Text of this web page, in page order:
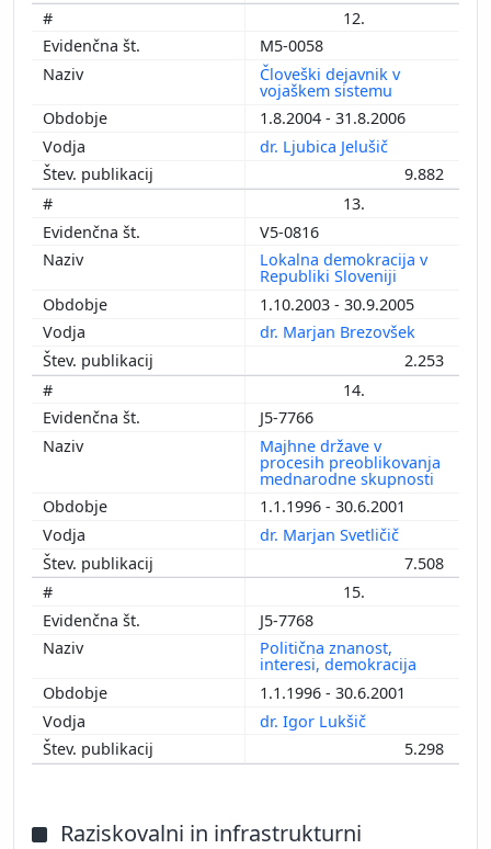
12.
M5-0058
Človeški dejavnik v
vojaškem sistemu
1.8.2004 - 31.8.2006
dr. Ljubica Jelušič
9.882
13.
V5-0816
Lokalna demokracija v
Republiki Sloveniji
1.10.2003 - 30.9.2005
dr. Marjan Brezovšek
2.253
14.
J5-7766
Majhne države v
procesih preoblikovanja
mednarodne skupnosti
1.1.1996 - 30.6.2001
dr. Marjan Svetličič
7.508
15.
J5-7768
Politična znanost,
interesi, demokracija
1.1.1996 - 30.6.2001
dr. Igor Lukšič
5.298
Raziskovalni in infrastrukturni